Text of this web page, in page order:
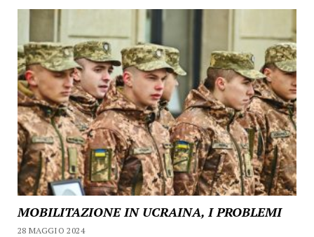
MOBILITAZIONE IN UCRAINA, I PROBLEMI
28 MAGGIO 2024